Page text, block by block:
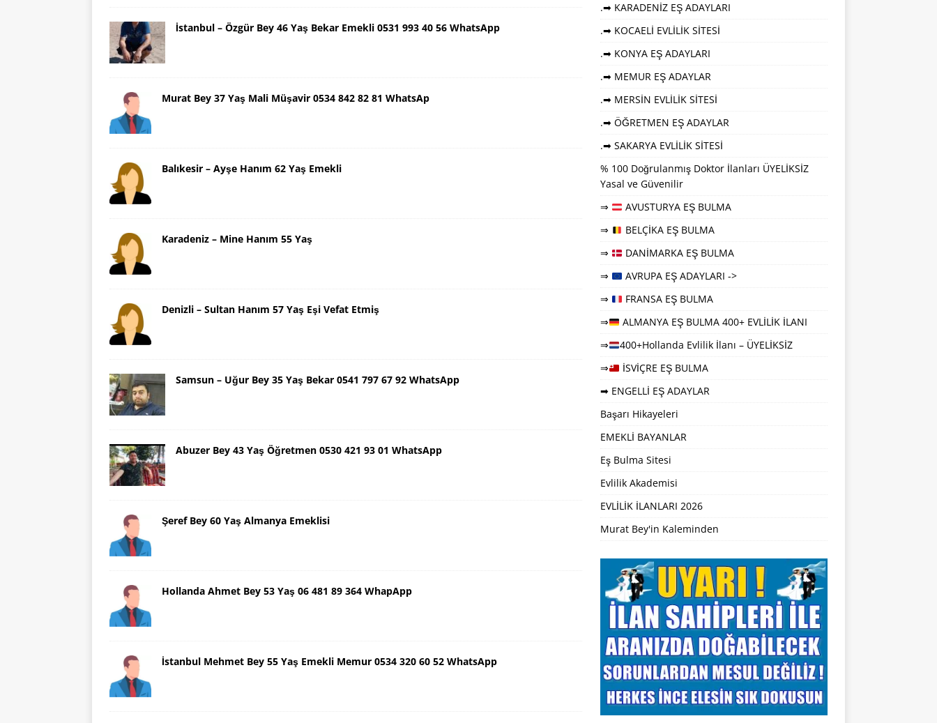
İstanbul – Özgür Bey 46 Yaş Bekar Emekli 0531 993 40 56 WhatsApp
Murat Bey 37 Yaş Mali Müşavir 0534 842 82 81 WhatsAp
Balıkesir – Ayşe Hanım 62 Yaş Emekli
Karadeniz – Mine Hanım 55 Yaş
Denizli – Sultan Hanım 57 Yaş Eşi Vefat Etmiş
Samsun – Uğur Bey 35 Yaş Bekar 0541 797 67 92 WhatsApp
Abuzer Bey 43 Yaş Öğretmen 0530 421 93 01 WhatsApp
Şeref Bey 60 Yaş Almanya Emeklisi
Hollanda Ahmet Bey 53 Yaş 06 481 89 364 WhapApp
İstanbul Mehmet Bey 55 Yaş Emekli Memur 0534 320 60 52 WhatsApp
.➡ KARADENİZ EŞ ADAYLARI
.➡ KOCAELİ EVLİLİK SİTESİ
.➡ KONYA EŞ ADAYLARI
.➡ MEMUR EŞ ADAYLAR
.➡ MERSİN EVLİLİK SİTESİ
.➡ ÖĞRETMEN EŞ ADAYLAR
.➡ SAKARYA EVLİLİK SİTESİ
% 100 Doğrulanmış Doktor İlanları ÜYELİKSİZ
Yasal ve Güvenilir
⇒
AVUSTURYA EŞ BULMA
⇒
BELÇİKA EŞ BULMA
⇒
DANİMARKA EŞ BULMA
⇒
AVRUPA EŞ ADAYLARI ->
⇒
FRANSA EŞ BULMA
⇒
ALMANYA EŞ BULMA 400+ EVLİLİK İLANI
⇒
400+Hollanda Evlilik İlanı – ÜYELİKSİZ
⇒
İSVİÇRE EŞ BULMA
➡ ENGELLİ EŞ ADAYLAR
Başarı Hikayeleri
EMEKLİ BAYANLAR
Eş Bulma Sitesi
Evlilik Akademisi
EVLİLİK İLANLARI 2026
Murat Bey'in Kaleminden